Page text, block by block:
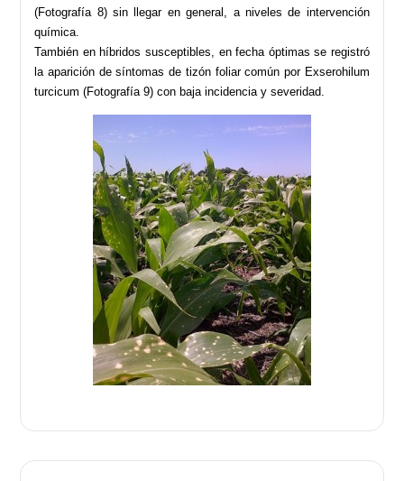
(Fotografía 8) sin llegar en general, a niveles de intervención
química.
También en híbridos susceptibles, en fecha óptimas se registró
la aparición de síntomas de tizón foliar común por Exserohilum
turcicum (Fotografía 9) con baja incidencia y severidad.